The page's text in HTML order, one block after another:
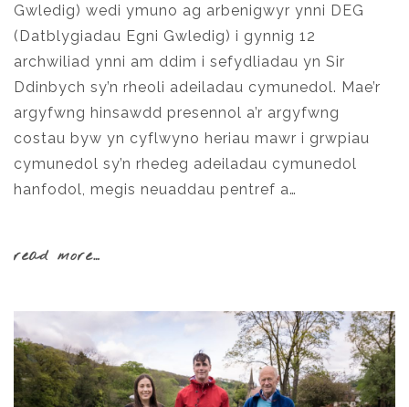
Gwledig) wedi ymuno ag arbenigwyr ynni DEG
(Datblygiadau Egni Gwledig) i gynnig 12
archwiliad ynni am ddim i sefydliadau yn Sir
Ddinbych sy’n rheoli adeiladau cymunedol. Mae’r
argyfwng hinsawdd presennol a’r argyfwng
costau byw yn cyflwyno heriau mawr i grwpiau
cymunedol sy’n rhedeg adeiladau cymunedol
hanfodol, megis neuaddau pentref a…
read more…